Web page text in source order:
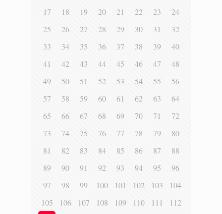
17
18 19 20 21 22 23
24
25
26 27 28 29 30 31
32
33
34 35 36 37 38 39
40
41
42 43 44 45 46 47
48
49
50 51 52 53 54 55
56
57
58 59 60 61 62 63
64
65
66 67 68 69 70 71
72
73
74 75 76 77 78 79
80
81
82 83 84 85 86 87
88
89
90 91 92 93 94 95
96
97
98 99 100 101 102 103
104
105
106 107 108 109 110 111
112